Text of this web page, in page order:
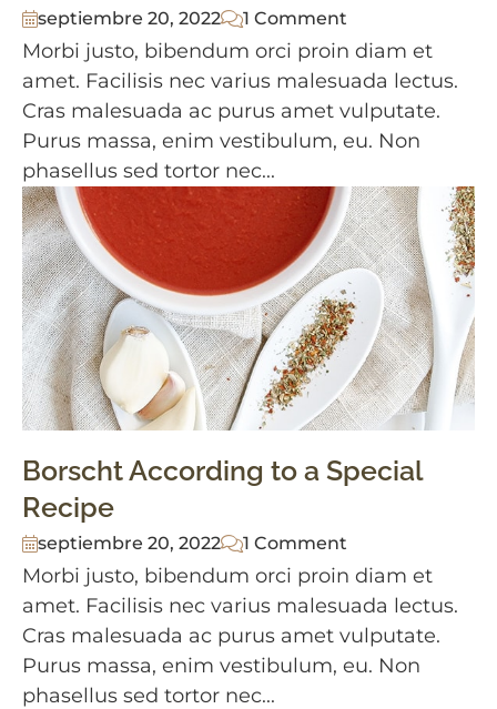
septiembre 20, 2022 1 Comment
Morbi justo, bibendum orci proin diam et
amet. Facilisis nec varius malesuada lectus.
Cras malesuada ac purus amet vulputate.
Purus massa, enim vestibulum, eu. Non
phasellus sed tortor nec...
Borscht According to a Special
Recipe
septiembre 20, 2022 1 Comment
Morbi justo, bibendum orci proin diam et
amet. Facilisis nec varius malesuada lectus.
Cras malesuada ac purus amet vulputate.
Purus massa, enim vestibulum, eu. Non
phasellus sed tortor nec...